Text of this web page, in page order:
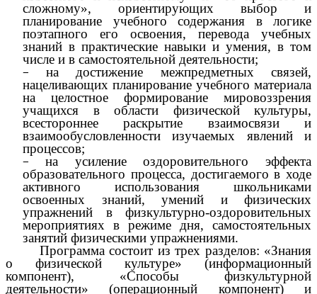
сложному», ориентирующих выбор и
планирование учебного содержания в логике
поэтапного его освоения, перевода учебных
знаний в практические навыки и умения, в том
числе и в самостоятельной деятельности;
на достижение межпредметных связей,
нацеливающих планирование учебного материала
на целостное формирование мировоззрения
учащихся в области физической культуры,
всестороннее раскрытие взаимосвязи и
взаимообусловленности изучаемых явлений и
процессов;
на усиление оздоровительного эффекта
образовательного процесса, достигаемого в ходе
активного использования школьниками
освоенных знаний, умений и физических
упражнений в физкультурно-оздоровительных
мероприятиях в режиме дня, самостоятельных
занятий физическими упражнениями.
Программа состоит из трех разделов: «Знания
о физической культуре» (информационный
компонент), «Способы физкультурной
деятельности» (операционный компонент) и